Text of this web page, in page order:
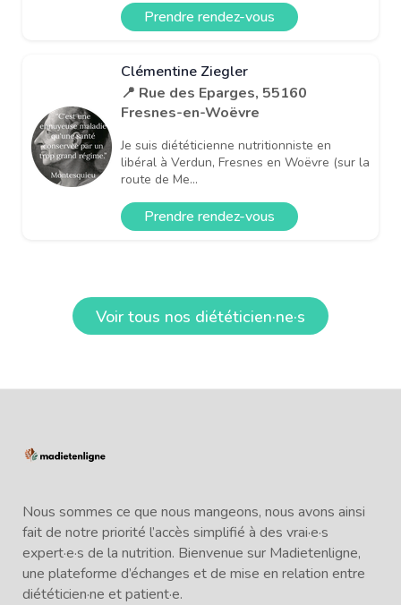
Prendre rendez-vous
Clémentine Ziegler
📍 Rue des Eparges, 55160
Fresnes-en-Woëvre
Je suis diététicienne nutritionniste en
libéral à Verdun, Fresnes en Woëvre (sur la
route de Me...
Prendre rendez-vous
Voir tous nos diététicien·ne·s
Nous sommes ce que nous mangeons, nous avons ainsi
fait de notre priorité l’accès simplifié à des vrai·e·s
expert·e·s de la nutrition. Bienvenue sur Madietenligne,
une plateforme d’échanges et de mise en relation entre
diététicien·ne et patient·e.